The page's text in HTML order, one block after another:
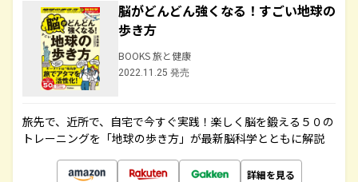
脳がどんどん強くなる！すごい地球の
歩き方
BOOKS 旅と健康
2022.11.25 発売
旅先で、近所で、自宅で今すぐ実践！楽しく脳を鍛える５０の
トレーニングを「地球の歩き方」が最新脳科学とともに解説
詳細を見る